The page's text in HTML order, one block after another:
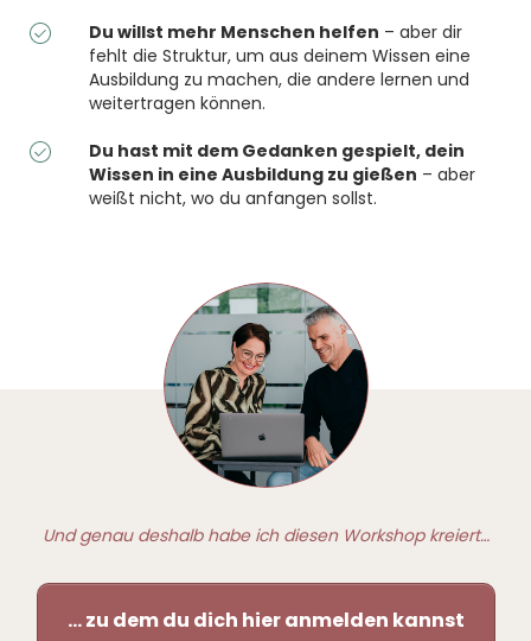
Du willst mehr Menschen helfen – aber dir
fehlt die Struktur, um aus deinem Wissen eine
Ausbildung zu machen, die andere lernen und
weitertragen können.
Du hast mit dem Gedanken gespielt, dein
Wissen in eine Ausbildung zu gießen – aber
weißt nicht, wo du anfangen sollst.
Und genau deshalb habe ich diesen Workshop kreiert…
… zu dem du dich hier anmelden kannst